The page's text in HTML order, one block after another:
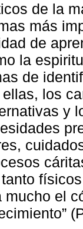
de la
más
de
la
de
los
y
mucho el